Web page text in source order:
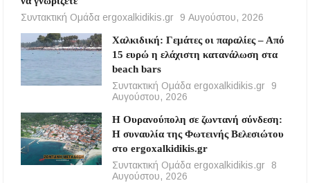
Συντακτική Ομάδα ergoxalkidikis.gr
9 Αυγούστου, 2026
Χαλκιδική: Γεμάτες οι παραλίες – Από
15 ευρώ η ελάχιστη κατανάλωση στα
beach bars
Συντακτική Ομάδα ergoxalkidikis.gr
9
Αυγούστου, 2026
Η Ουρανούπολη σε ζωντανή σύνδεση:
Η συναυλία της Φωτεινής Βελεσιώτου
στο ergoxalkidikis.gr
Συντακτική Ομάδα ergoxalkidikis.gr
8
Αυγούστου, 2026